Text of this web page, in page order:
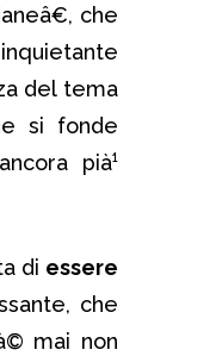
che
del tema
si fonde
pià¹
di essere
che
mai non